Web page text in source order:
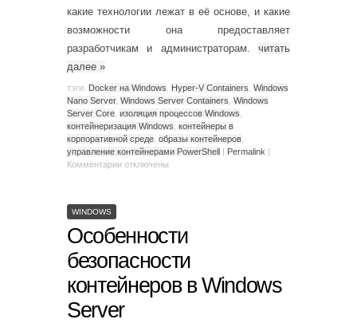
какие технологии лежат в её основе, и какие
возможности она предоставляет
разработчикам и администраторам. читать
далее »
тэги: Docker на Windows Hyper-V Containers Windows
Nano Server, Windows Server Containers Windows
Server Core изоляция процессов Windows
контейнеризация Windows контейнеры в
корпоративной среде образы контейнеров
управление контейнерами PowerShell | Permalink |
Комментарии отключены
WINDOWS
Особенности
безопасности
контейнеров в Windows
Server